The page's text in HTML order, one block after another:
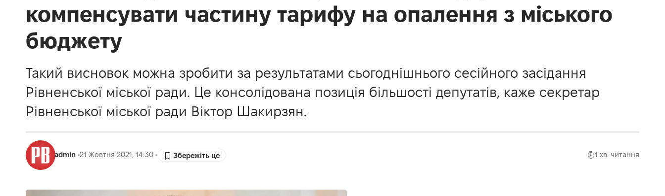
компенсувати частину тарифу на опалення з міського
бюджету
Такий висновок можна зробити за результатами сьогоднішнього сесійного засідання
Рівненської міської ради. Це консолідована позиція більшості депутатів, каже секретар
Рівненської міської ради Віктор Шакирзян.
admin 21 Жовтня 2021, 14:30 1 хв. читання